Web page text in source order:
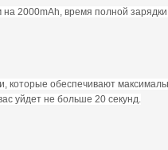
2000mAh, время полной
обеспечивают
уйдет не больше 20 секунд.